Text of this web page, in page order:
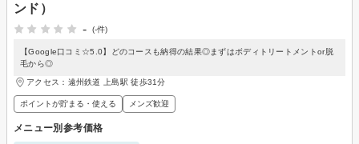
ンド）
-
(-件)
【Google口コミ☆5.0】どのコースも納得の結果◎まずはボディトリートメントor脱
毛から◎
アクセス：遠州鉄道 上島駅 徒歩31分
ポイントが貯まる・使える メンズ歓迎
メニュー別参考価格